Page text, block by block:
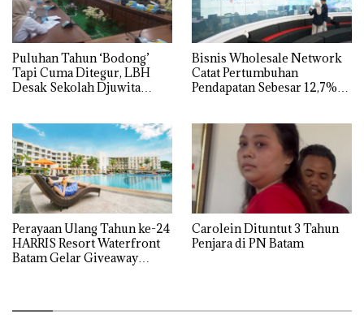
Puluhan Tahun ‘Bodong’
Tapi Cuma Ditegur, LBH
Desak Sekolah Djuwita
Bisnis Wholesale Network
Catat Pertumbuhan
Pendapatan Sebesar 12,7%
Perayaan Ulang Tahun ke-24
HARRIS Resort Waterfront
Batam Gelar Giveaway
Carolein Dituntut 3 Tahun
Penjara di PN Batam